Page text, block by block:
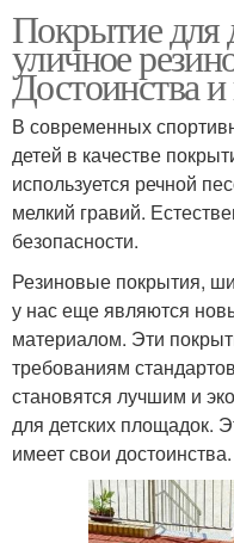
Покрытие для
уличное
Достоинства и
В современных
детей в качестве
используется речной
мелкий гравий.
безопасности.
Резиновые покрытия,
у нас еще являются
материалом. Эти
требованиям
становятся лучшим и
для детских площадок.
имеет свои достоинства.